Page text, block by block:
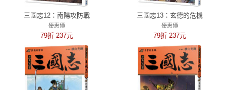
三國志12：南陽攻防戰
優惠價
79折 237元
三國志13：玄德的危機
優惠價
79折 237元